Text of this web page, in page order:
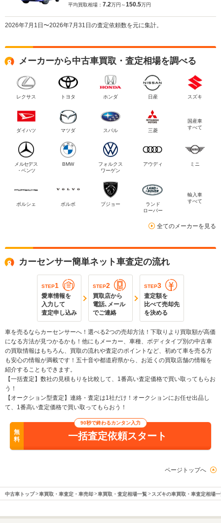
平均買取相場： 7.2万円～150.5万円
2026年7月1日〜2026年7月31日の査定依頼数を元に集計。
メーカーから中古車買取・査定相場を調べる
レクサス トヨタ ホンダ 日産 スズキ
ダイハツ マツダ スバル 三菱
国産車
すべて
メルセデス
・ベンツ
BMW
フォルクス
ワーゲン
アウディ ミニ
ポルシェ ボルボ プジョー
ランド
ローバー
輸入車
すべて
全てのメーカーを見る
カーセンサー簡単ネット車査定の流れ
STEP1
愛車情報を
入力して
査定申し込み
STEP2
買取店から
電話､メール
でご連絡
STEP3
査定額を
比べて売却先
を決める
車を売るならカーセンサーへ！選べる2つの売却方法！下取りより買取額が高価
になる方法が見つかるかも！他にもメーカー、車種、ボディタイプ別の中古車
の買取情報はもちろん、買取の流れや査定のポイントなど、初めて車を売る方
も安心の情報が満載です！五十音や都道府県から、お近くの買取店舗の情報を
紹介することもできます。
【一括査定】数社の見積もりを比較して、1番高い査定価格で買い取ってもらお
う！
【オークション型査定】連絡・査定は1社だけ！オークションにお任せ出品し
て、1番高い査定価格で買い取ってもらおう！
無
料
90秒で終わるカンタン入力
一括査定依頼スタート
ページトップへ
中古車トップ 車買取・車査定・車売却 車買取・査定相場一覧 スズキの車買取・車査定相場